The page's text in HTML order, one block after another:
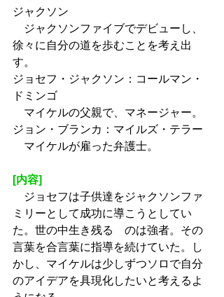
ジャクソン
ジャクソンファイブでデビューし、
徐々に自分の道を歩むことを考え出
す。
ジョセフ・ジャクソン：コールマン・
ドミンゴ
マイケルの父親で、マネージャー。
ジョン・ブランカ：マイルズ・テラー
マイケルが雇った弁護士。
[内容]
ジョセフは子供達をジャクソンファ
ミリーとして成功に導こうとしてい
た。世の中生き残る　のは強者。その
言葉を合言葉に指導を続けていた。し
かし、マイケルは少しずつソロで自分
のアイデアを具現化したいと考えるよ